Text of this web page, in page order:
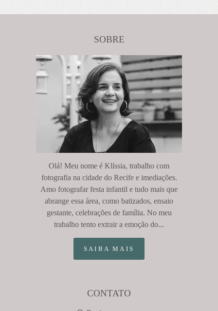
SOBRE
Olá! Meu nome é Klíssia, trabalho com
fotografia na cidade do Recife e imediações.
Amo fotografar festa infantil e tudo mais que
abrange essa área, como batizados, ensaio
gestante, celebrações de família. No meu
trabalho tento extrair a emoção do...
SAIBA MAIS
CONTATO